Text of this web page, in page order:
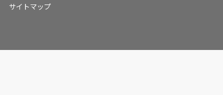
サイトマップ